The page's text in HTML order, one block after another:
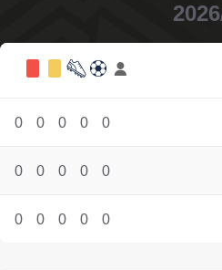
0
0
0
0
0
0
0
0
0
0
0
0
0
0
0